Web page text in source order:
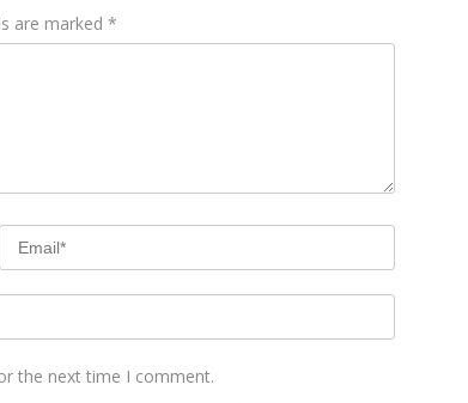
are marked *
the next time I comment.